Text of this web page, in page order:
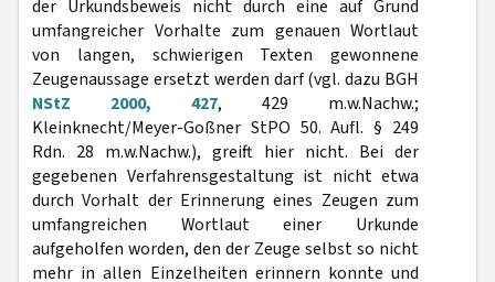
der Urkundsbeweis nicht durch eine auf Grund
umfangreicher Vorhalte zum genauen Wortlaut
von langen, schwierigen Texten gewonnene
Zeugenaussage ersetzt werden darf (vgl. dazu BGH
NStZ 2000, 427, 429 m.w.Nachw.;
Kleinknecht/Meyer-Goßner StPO 50. Aufl. § 249
Rdn. 28 m.w.Nachw.), greift hier nicht. Bei der
gegebenen Verfahrensgestaltung ist nicht etwa
durch Vorhalt der Erinnerung eines Zeugen zum
umfangreichen Wortlaut einer Urkunde
aufgeholfen worden, den der Zeuge selbst so nicht
mehr in allen Einzelheiten erinnern konnte und